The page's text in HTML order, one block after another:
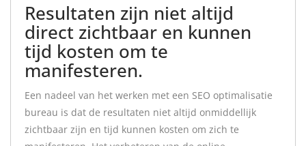
Resultaten zijn niet altijd
direct zichtbaar en kunnen
tijd kosten om te
manifesteren.
Een nadeel van het werken met een SEO optimalisatie
bureau is dat de resultaten niet altijd onmiddellijk
zichtbaar zijn en tijd kunnen kosten om zich te